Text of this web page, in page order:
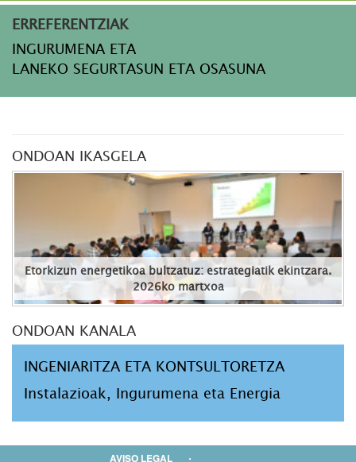
ERREFERENTZIAK
INGURUMENA ETA
LANEKO SEGURTASUN ETA OSASUNA
ONDOAN IKASGELA
Etorkizun energetikoa bultzatuz: estrategiatik ekintzara.
2026ko martxoa
ONDOAN KANALA
INGENIARITZA ETA KONTSULTORETZA
Instalazioak, Ingurumena eta Energia
AVISO LEGAL